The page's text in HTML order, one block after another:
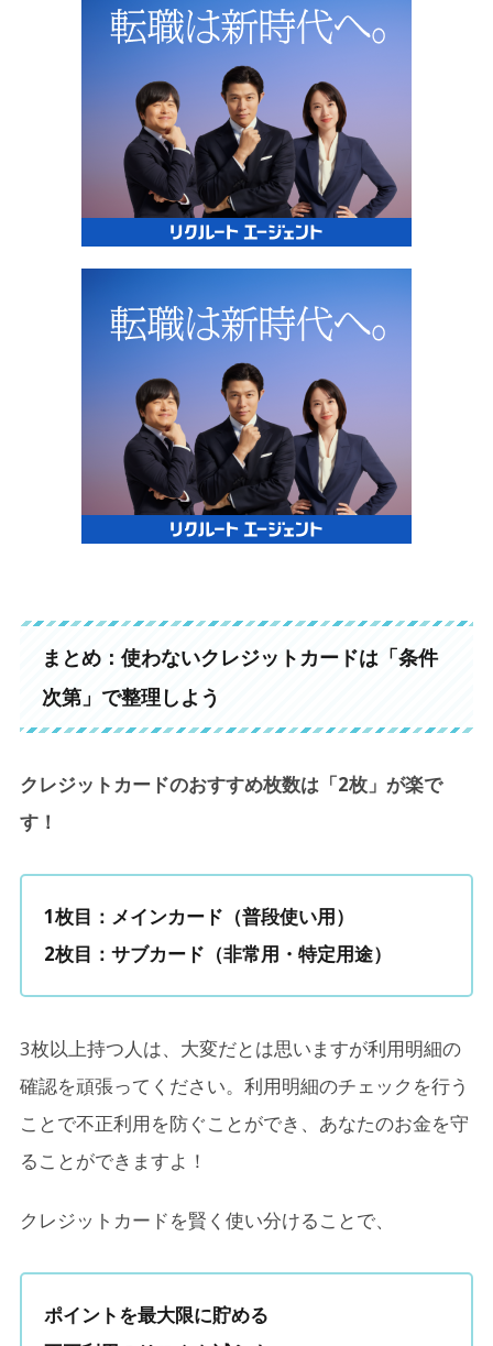
まとめ：使わないクレジットカードは「条件
次第」で整理しよう
クレジットカードのおすすめ枚数は「2枚」が楽で
す！
1枚目：メインカード（普段使い用）
2枚目：サブカード（非常用・特定用途）
3枚以上持つ人は、大変だとは思いますが利用明細の
確認を頑張ってください。利用明細のチェックを行う
ことで不正利用を防ぐことができ、あなたのお金を守
ることができますよ！
クレジットカードを賢く使い分けることで、
ポイントを最大限に貯める